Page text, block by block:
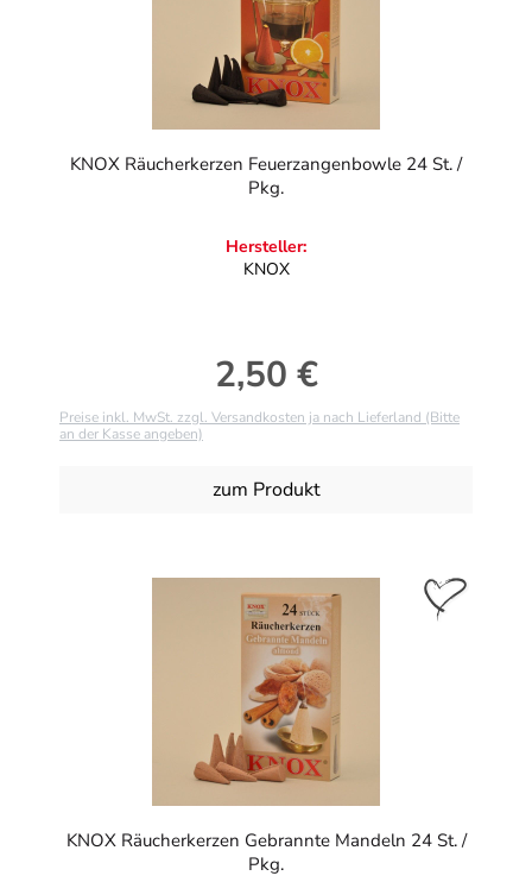
KNOX Räucherkerzen Feuerzangenbowle 24 St. /
Pkg.
Hersteller:
KNOX
Regulärer Preis:
2,50 €
Preise inkl. MwSt. zzgl. Versandkosten ja nach Lieferland (Bitte
an der Kasse angeben)
zum Produkt
KNOX Räucherkerzen Gebrannte Mandeln 24 St. /
Pkg.